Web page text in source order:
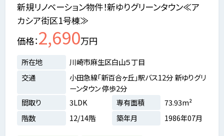
新規リノベーション物件！新ゆりグリーンタウン≪ア
カシア街区1号棟≫
価格 2,690万円
所在地
川崎市麻生区白山５丁目
交通
小田急線「新百合ヶ丘」駅バス12分 新ゆりグリ
ーンタウン 停歩2分
間取り
3LDK 専有面積
73.93m²
階数
12/14階 築年月 1986年07月